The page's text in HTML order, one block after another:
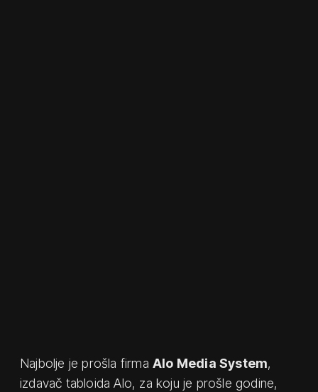
Najbolje je prošla firma Alo Media System,
izdavač tabloida Alo, za koju je prošle godine,